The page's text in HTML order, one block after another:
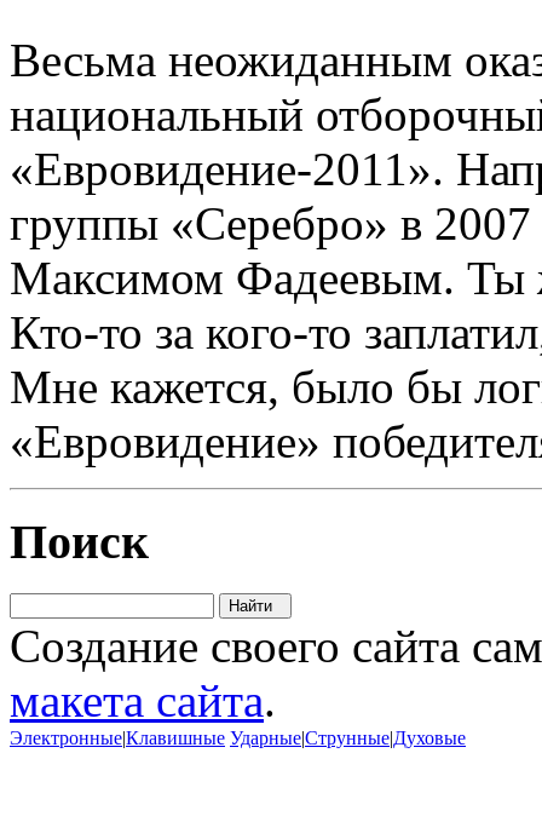
Весьма неожиданным
национальный
«Евровидение-2011».
группы «Серебро» в
Максимом Фадеевым. Ты
Кто-то за кого-то
Мне кажется, было бы
«Евровидение»
Поиск
Создание своего сайта
макета сайта.
Электронные|Клавишные Ударные|Струнные|Духовые